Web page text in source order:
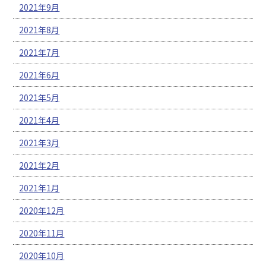
2021年9月
2021年8月
2021年7月
2021年6月
2021年5月
2021年4月
2021年3月
2021年2月
2021年1月
2020年12月
2020年11月
2020年10月